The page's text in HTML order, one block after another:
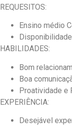
REQUESITOS:
Ensino médio
HABILIDADES:
Bom
Boa
Proatividade e
EXPERIÊNCIA:
Desejável